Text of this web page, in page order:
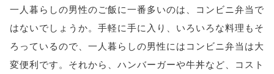
一人暮らしの男性のご飯に一番多いのは、コンビニ弁当で
はないでしょうか。手軽に手に入り、いろいろな料理もそ
ろっているので、一人暮らしの男性にはコンビニ弁当は大
変便利です。それから、ハンバーガーや牛丼など、コスト